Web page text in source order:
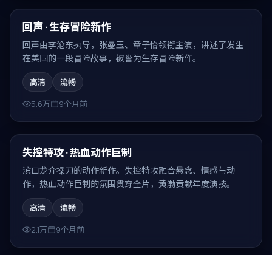
最新
回声 · 生存冒险新作
回声由李沧东执导，张曼玉、章子怡领衔主演，讲述了发生
在美国的一段冒险故事，被誉为生存冒险新作。
高清
流畅
5.6万
9个月前
最新
失控特攻 · 热血动作巨制
滨口龙介操刀的动作新作。失控特攻融合悬念、情感与动
作，热血动作巨制的氛围贯穿全片，黄渤贡献年度演技。
高清
流畅
2.1万
9个月前